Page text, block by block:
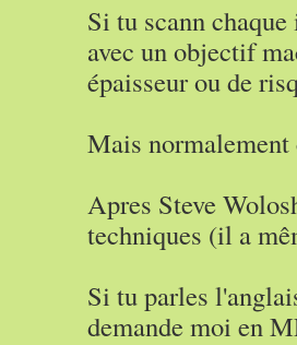
Si tu scann
avec un objectif
épaisseur ou de
Mais
Apres Steve
techniques (il a
Si tu parles
demande moi en